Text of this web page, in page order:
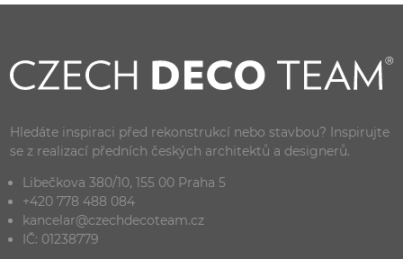
Hledáte inspiraci před rekonstrukcí nebo stavbou? Inspirujte
se z realizací předních českých architektů a designerů.
Libečkova 380/10, 155 00 Praha 5
+420 778 488 084
kancelar@czechdecoteam.cz
IČ: 01238779